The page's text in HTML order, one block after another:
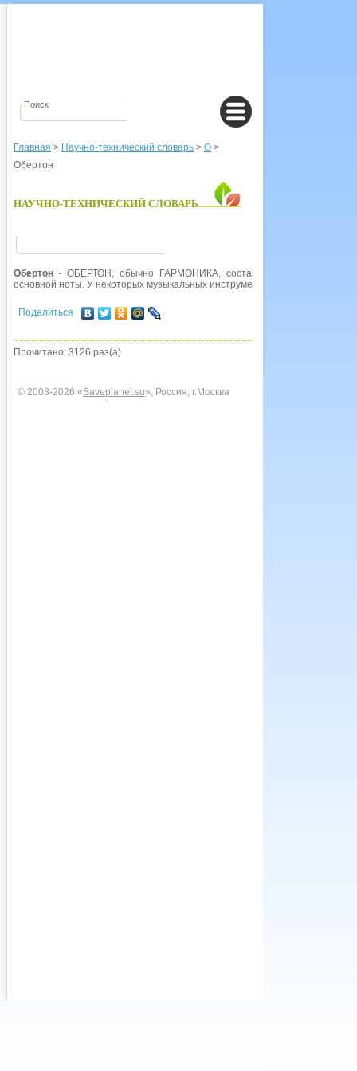
Главная > Научно-технический словарь > О >
Обертон
НАУЧНО-ТЕХНИЧЕСКИЙ СЛОВАРЬ
Обертон - ОБЕРТОН, обычно ГАРМОНИКА, составная часть
основной ноты. У некоторых музыкальных инструментов имеются
Поделиться
Прочитано: 3126 раз(а)
© 2008-2026 «Saveplanet.su», Россия, г.Москва